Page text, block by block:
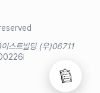
이스트빌딩 (우)06711